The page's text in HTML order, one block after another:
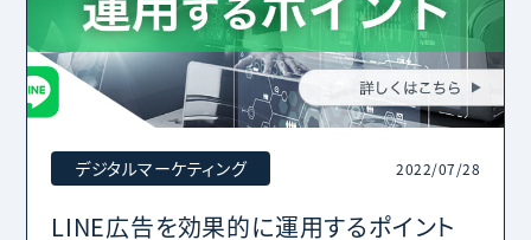
デジタルマーケティング 2022/07/28
LINE広告を効果的に運用するポイント